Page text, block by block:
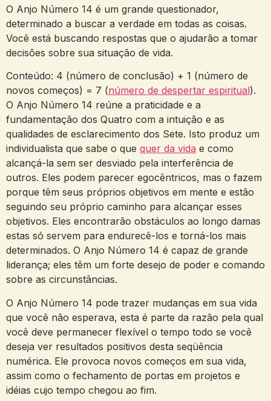
O Anjo Número 14 é um grande questionador,
determinado a buscar a verdade em todas as coisas.
Você está buscando respostas que o ajudarão a tomar
decisões sobre sua situação de vida.
Conteúdo: 4 (número de conclusão) + 1 (número de
novos começos) = 7 (número de despertar espiritual).
O Anjo Número 14 reúne a praticidade e a
fundamentação dos Quatro com a intuição e as
qualidades de esclarecimento dos Sete. Isto produz um
individualista que sabe o que quer da vida e como
alcançá-la sem ser desviado pela interferência de
outros. Eles podem parecer egocêntricos, mas o fazem
porque têm seus próprios objetivos em mente e estão
seguindo seu próprio caminho para alcançar esses
objetivos. Eles encontrarão obstáculos ao longo damas
estas só servem para endurecê-los e torná-los mais
determinados. O Anjo Número 14 é capaz de grande
liderança; eles têm um forte desejo de poder e comando
sobre as circunstâncias.
O Anjo Número 14 pode trazer mudanças em sua vida
que você não esperava, esta é parte da razão pela qual
você deve permanecer flexível o tempo todo se você
deseja ver resultados positivos desta seqüência
numérica. Ele provoca novos começos em sua vida,
assim como o fechamento de portas em projetos e
idéias cujo tempo chegou ao fim.